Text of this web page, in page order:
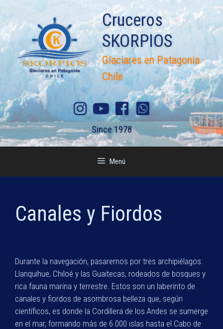
contenido
Cruceros
SKORPIOS
Glaciares en Patagonia ·
Chile
Since 1978
Menú
Canales y Fiordos
Durante la navegación, pasaremos por tres archipiélagos:
Llanquihue, Chiloé y las Guaitecas, rodeados de bosques y
rica fauna marina y terrestre. Estos son un laberinto de
canales y fiordos de asombrosa belleza que, según
científicos, es donde la Cordillera de los Andes se sumerge
en el mar, formando más de 6.000 islas hasta el Cabo de